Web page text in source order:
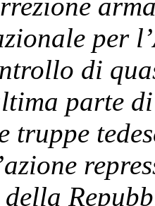
per
di
parte
truppe